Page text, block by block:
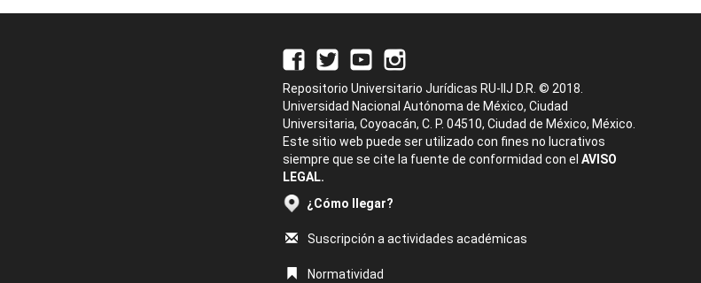
Repositorio Universitario Jurídicas RU-IIJ D.R. © 2018.
Universidad Nacional Autónoma de México, Ciudad
Universitaria, Coyoacán, C. P. 04510, Ciudad de México, México.
Este sitio web puede ser utilizado con fines no lucrativos
siempre que se cite la fuente de conformidad con el AVISO
LEGAL.
¿Cómo llegar?
Suscripción a actividades académicas
Normatividad